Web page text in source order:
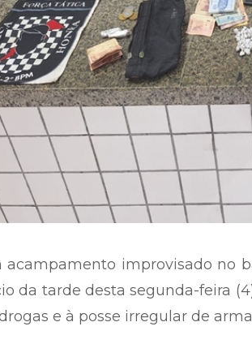
acampamento improvisado no
da tarde desta segunda-feira
e à posse irregular de